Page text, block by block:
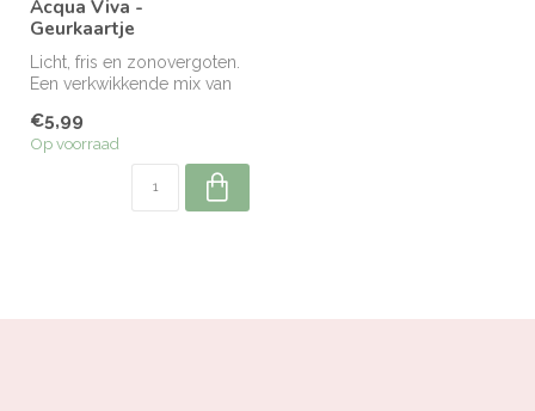
Acqua Viva -
Geurkaartje
Licht, fris en zonovergoten.
Een verkwikkende mix van
medit...
€5,99
Op voorraad